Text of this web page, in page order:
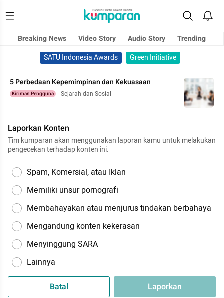
Breaking News Video Story Audio Story
Trending
SATU Indonesia Awards
Green Initiative
5 Perbedaan Kepemimpinan dan Kekuasaan
Kiriman Pengguna Sejarah dan Sosial
Laporkan Konten
Tim kumparan akan menggunakan laporan kamu untuk melakukan
pengecekan terhadap konten ini.
Spam, Komersial, atau Iklan
Memiliki unsur pornografi
Membahayakan atau menjurus tindakan berbahaya
Mengandung konten kekerasan
Menyinggung SARA
Lainnya
Batal Laporkan